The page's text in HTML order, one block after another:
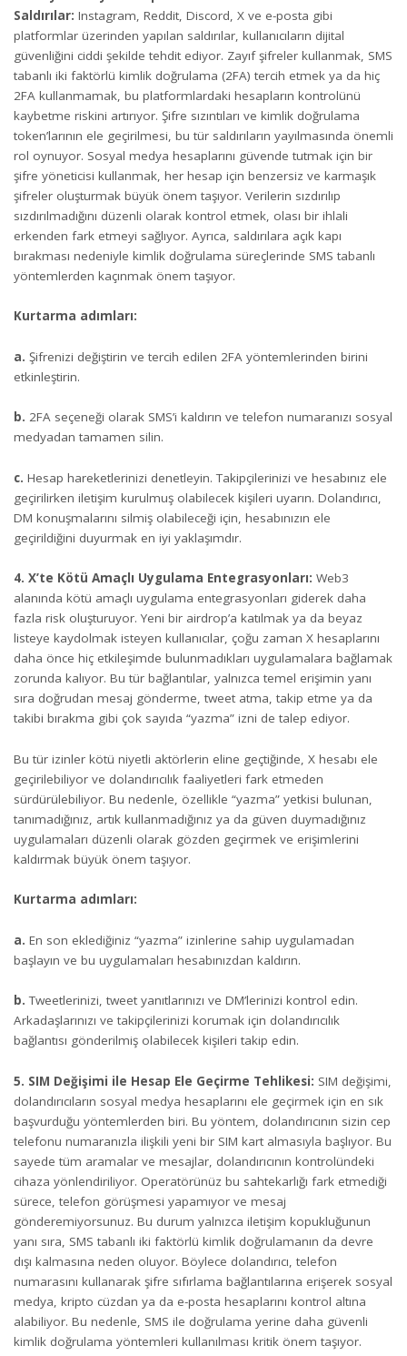
Saldırılar: Instagram, Reddit, Discord, X ve e-posta gibi
platformlar üzerinden yapılan saldırılar, kullanıcıların dijital
güvenliğini ciddi şekilde tehdit ediyor. Zayıf şifreler kullanmak, SMS
tabanlı iki faktörlü kimlik doğrulama (2FA) tercih etmek ya da hiç
2FA kullanmamak, bu platformlardaki hesapların kontrolünü
kaybetme riskini artırıyor. Şifre sızıntıları ve kimlik doğrulama
token’larının ele geçirilmesi, bu tür saldırıların yayılmasında önemli
rol oynuyor. Sosyal medya hesaplarını güvende tutmak için bir
şifre yöneticisi kullanmak, her hesap için benzersiz ve karmaşık
şifreler oluşturmak büyük önem taşıyor. Verilerin sızdırılıp
sızdırılmadığını düzenli olarak kontrol etmek, olası bir ihlali
erkenden fark etmeyi sağlıyor. Ayrıca, saldırılara açık kapı
bırakması nedeniyle kimlik doğrulama süreçlerinde SMS tabanlı
yöntemlerden kaçınmak önem taşıyor.
Kurtarma adımları:
a. Şifrenizi değiştirin ve tercih edilen 2FA yöntemlerinden birini
etkinleştirin.
b. 2FA seçeneği olarak SMS’i kaldırın ve telefon numaranızı sosyal
medyadan tamamen silin.
c. Hesap hareketlerinizi denetleyin. Takipçilerinizi ve hesabınız ele
geçirilirken iletişim kurulmuş olabilecek kişileri uyarın. Dolandırıcı,
DM konuşmalarını silmiş olabileceği için, hesabınızın ele
geçirildiğini duyurmak en iyi yaklaşımdır.
4. X’te Kötü Amaçlı Uygulama Entegrasyonları: Web3
alanında kötü amaçlı uygulama entegrasyonları giderek daha
fazla risk oluşturuyor. Yeni bir airdrop’a katılmak ya da beyaz
listeye kaydolmak isteyen kullanıcılar, çoğu zaman X hesaplarını
daha önce hiç etkileşimde bulunmadıkları uygulamalara bağlamak
zorunda kalıyor. Bu tür bağlantılar, yalnızca temel erişimin yanı
sıra doğrudan mesaj gönderme, tweet atma, takip etme ya da
takibi bırakma gibi çok sayıda “yazma” izni de talep ediyor.
Bu tür izinler kötü niyetli aktörlerin eline geçtiğinde, X hesabı ele
geçirilebiliyor ve dolandırıcılık faaliyetleri fark etmeden
sürdürülebiliyor. Bu nedenle, özellikle “yazma” yetkisi bulunan,
tanımadığınız, artık kullanmadığınız ya da güven duymadığınız
uygulamaları düzenli olarak gözden geçirmek ve erişimlerini
kaldırmak büyük önem taşıyor.
Kurtarma adımları:
a. En son eklediğiniz “yazma” izinlerine sahip uygulamadan
başlayın ve bu uygulamaları hesabınızdan kaldırın.
b. Tweetlerinizi, tweet yanıtlarınızı ve DM’lerinizi kontrol edin.
Arkadaşlarınızı ve takipçilerinizi korumak için dolandırıcılık
bağlantısı gönderilmiş olabilecek kişileri takip edin.
5. SIM Değişimi ile Hesap Ele Geçirme Tehlikesi: SIM değişimi,
dolandırıcıların sosyal medya hesaplarını ele geçirmek için en sık
başvurduğu yöntemlerden biri. Bu yöntem, dolandırıcının sizin cep
telefonu numaranızla ilişkili yeni bir SIM kart almasıyla başlıyor. Bu
sayede tüm aramalar ve mesajlar, dolandırıcının kontrolündeki
cihaza yönlendiriliyor. Operatörünüz bu sahtekarlığı fark etmediği
sürece, telefon görüşmesi yapamıyor ve mesaj
gönderemiyorsunuz. Bu durum yalnızca iletişim kopukluğunun
yanı sıra, SMS tabanlı iki faktörlü kimlik doğrulamanın da devre
dışı kalmasına neden oluyor. Böylece dolandırıcı, telefon
numarasını kullanarak şifre sıfırlama bağlantılarına erişerek sosyal
medya, kripto cüzdan ya da e-posta hesaplarını kontrol altına
alabiliyor. Bu nedenle, SMS ile doğrulama yerine daha güvenli
kimlik doğrulama yöntemleri kullanılması kritik önem taşıyor.